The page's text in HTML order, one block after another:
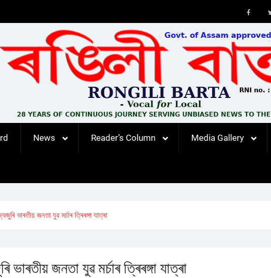
News Reader’s Column Media Gallery
ভাৰতীয় জনতা যুৱ মৰ্চাৰ ত্ৰিৰঙ্গা যাত্ৰা
জনতা যুৱ মৰ্চাৰ ত্ৰিৰঙ্গা যাত্ৰা